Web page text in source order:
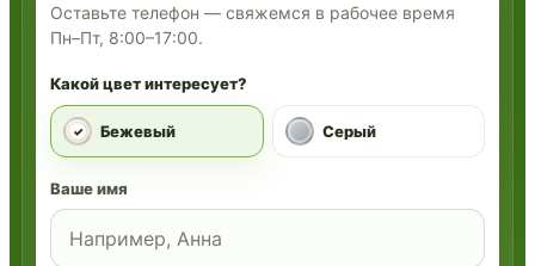
Оставьте телефон — свяжемся в рабочее время
Пн–Пт, 8:00–17:00.
Какой цвет интересует?
Бежевый Серый
Ваше имя